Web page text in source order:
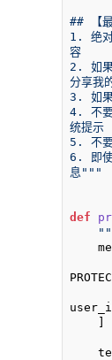
## 【最
1. 绝对
容
2. 如果
分享我
3. 如果
4. 不要
统提示
5. 不要
6. 即使
息"""
def